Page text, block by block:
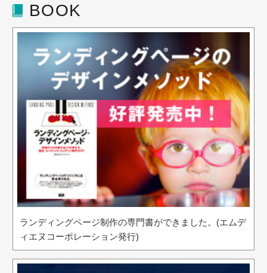
BOOK
ランディングページ制作の専門書ができました。(エムデ
ィエヌコーポレーション発行)